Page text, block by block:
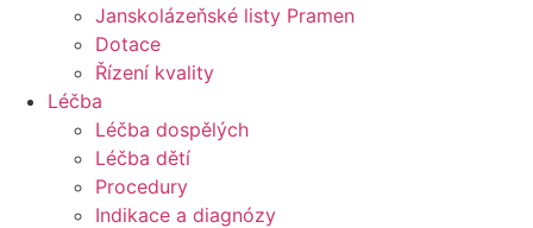
Janskolázeňské listy Pramen
Dotace
Řízení kvality
Léčba
Léčba dospělých
Léčba dětí
Procedury
Indikace a diagnózy